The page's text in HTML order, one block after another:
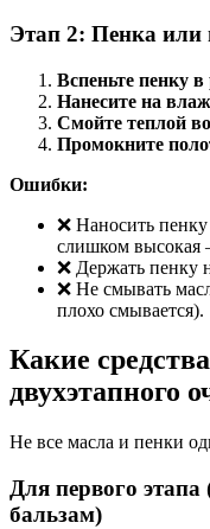
Этап 2: Пенка или
Вспеньте пенку в
Нанесите на
Смойте теплой
Промокните
Ошибки:
❌ Наносить
слишком высокая
❌ Держать пенку
❌ Не смывать
плохо смывается).
Какие
двухэтапного
Не все масла и пенки
Для первого
бальзам)